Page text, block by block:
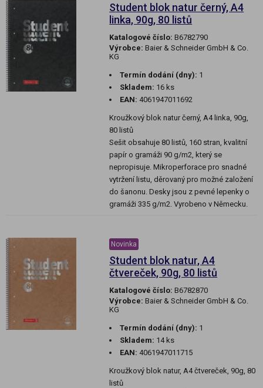
Student blok natur černý, A4
linka, 90g, 80 listů
Katalogové číslo: B6782790
Výrobce: Baier & Schneider GmbH & Co.
KG
Termín dodání (dny): 1
Skladem: 16 ks
EAN: 4061947011692
Kroužkový blok natur černý, A4 linka, 90g,
80 listů
Sešit obsahuje 80 listů, 160 stran, kvalitní
papír o gramáži 90 g/m2, který se
nepropisuje. Mikroperforace pro snadné
vytržení listu, děrovaný pro možné založení
do šanonu. Desky jsou z pevné lepenky o
gramáži 335 g/m2. Vyrobeno v Německu.
Novinka
Student blok natur, A4
čtvereček, 90g, 80 listů
Katalogové číslo: B6782870
Výrobce: Baier & Schneider GmbH & Co.
KG
Termín dodání (dny): 1
Skladem: 14 ks
EAN: 4061947011715
Kroužkový blok natur, A4 čtvereček, 90g, 80
listů